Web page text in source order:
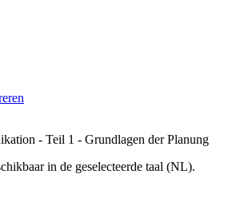
- Teil 1 - Grundlagen der Planung
in de geselecteerde taal (NL).